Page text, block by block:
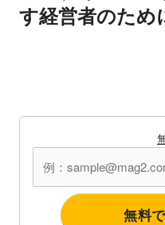
す経営者のため
無料